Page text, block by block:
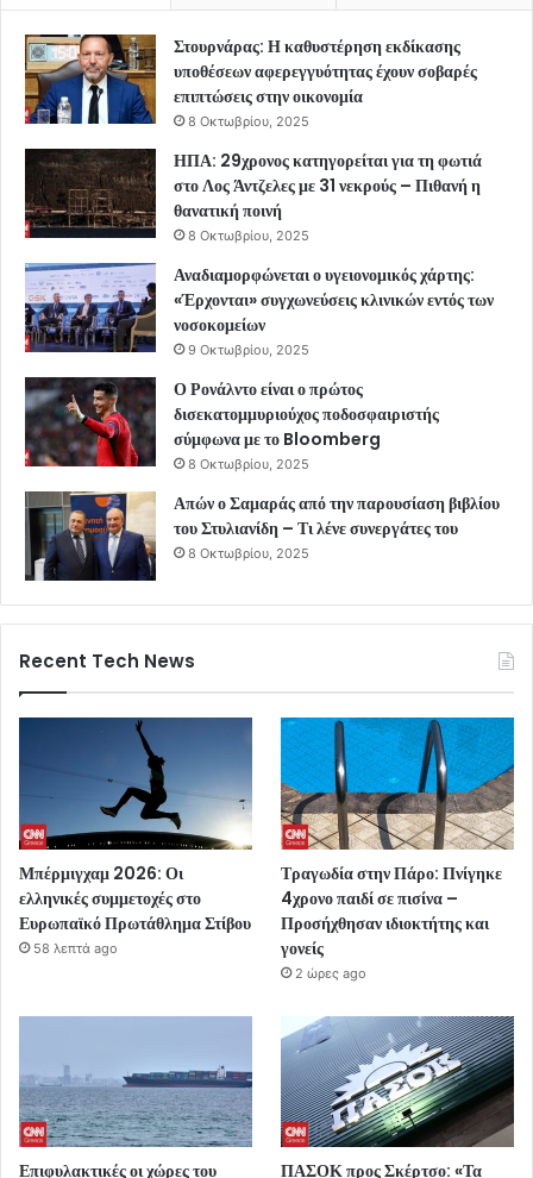
Στουρνάρας: Η καθυστέρηση εκδίκασης
υποθέσεων αφερεγγυότητας έχουν σοβαρές
επιπτώσεις στην οικονομία
8 Οκτωβρίου, 2025
ΗΠΑ: 29χρονος κατηγορείται για τη φωτιά
στο Λος Άντζελες με 31 νεκρούς – Πιθανή η
θανατική ποινή
8 Οκτωβρίου, 2025
Αναδιαμορφώνεται ο υγειονομικός χάρτης:
«Έρχονται» συγχωνεύσεις κλινικών εντός των
νοσοκομείων
9 Οκτωβρίου, 2025
Ο Ρονάλντο είναι ο πρώτος
δισεκατομμυριούχος ποδοσφαιριστής
σύμφωνα με το Bloomberg
8 Οκτωβρίου, 2025
Απών ο Σαμαράς από την παρουσίαση βιβλίου
του Στυλιανίδη – Τι λένε συνεργάτες του
8 Οκτωβρίου, 2025
Recent Tech News
Μπέρμιγχαμ 2026: Οι
ελληνικές συμμετοχές στο
Ευρωπαϊκό Πρωτάθλημα Στίβου
58 λεπτά ago
Τραγωδία στην Πάρο: Πνίγηκε
4χρονο παιδί σε πισίνα –
Προσήχθησαν ιδιοκτήτης και
γονείς
2 ώρες ago
Επιφυλακτικές οι χώρες του ΠΑΣΟΚ προς Σκέρτσο: «Τα